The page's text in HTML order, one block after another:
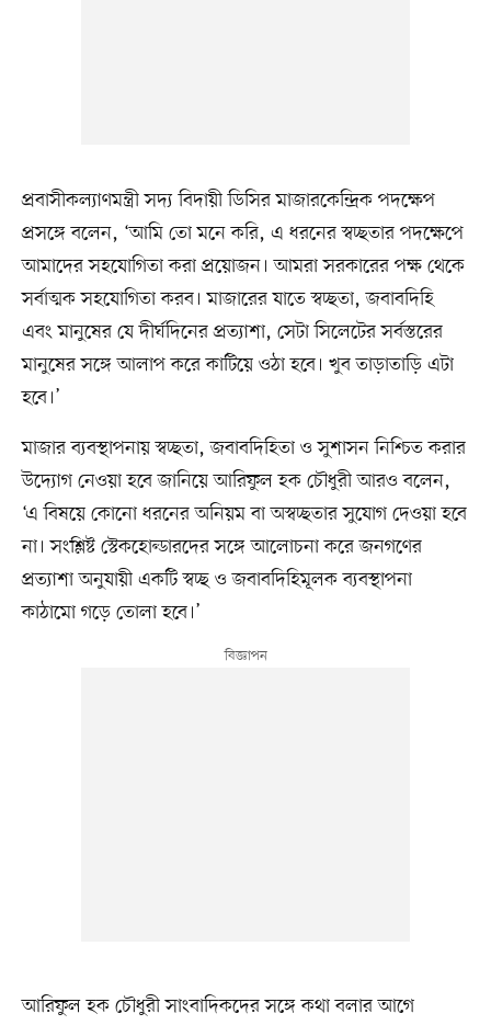
প্রবাসীকল্যাণমন্ত্রী সদ্য বিদায়ী ডিসির মাজারকেন্দ্রিক পদক্ষেপ
প্রসঙ্গে বলেন, ‘আমি তো মনে করি, এ ধরনের স্বচ্ছতার পদক্ষেপে
আমাদের সহযোগিতা করা প্রয়োজন। আমরা সরকারের পক্ষ থেকে
সর্বাত্মক সহযোগিতা করব। মাজারের যাতে স্বচ্ছতা, জবাবদিহি
এবং মানুষের যে দীর্ঘদিনের প্রত্যাশা, সেটা সিলেটের সর্বস্তরের
মানুষের সঙ্গে আলাপ করে কাটিয়ে ওঠা হবে। খুব তাড়াতাড়ি এটা
হবে।’
মাজার ব্যবস্থাপনায় স্বচ্ছতা, জবাবদিহিতা ও সুশাসন নিশ্চিত করার
উদ্যোগ নেওয়া হবে জানিয়ে আরিফুল হক চৌধুরী আরও বলেন,
‘এ বিষয়ে কোনো ধরনের অনিয়ম বা অস্বচ্ছতার সুযোগ দেওয়া হবে
না। সংশ্লিষ্ট স্টেকহোল্ডারদের সঙ্গে আলোচনা করে জনগণের
প্রত্যাশা অনুযায়ী একটি স্বচ্ছ ও জবাবদিহিমূলক ব্যবস্থাপনা
কাঠামো গড়ে তোলা হবে।’
আরিফুল হক চৌধুরী সাংবাদিকদের সঙ্গে কথা বলার আগে